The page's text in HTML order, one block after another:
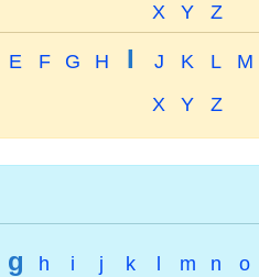
X
Y Z
E F G H I J K L M
X
Y Z
g h i j k m n o